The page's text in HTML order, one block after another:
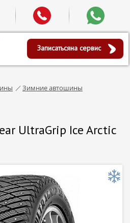
Записатьсяна сервис
Зимние автошины
UltraGrip Ice Arctic